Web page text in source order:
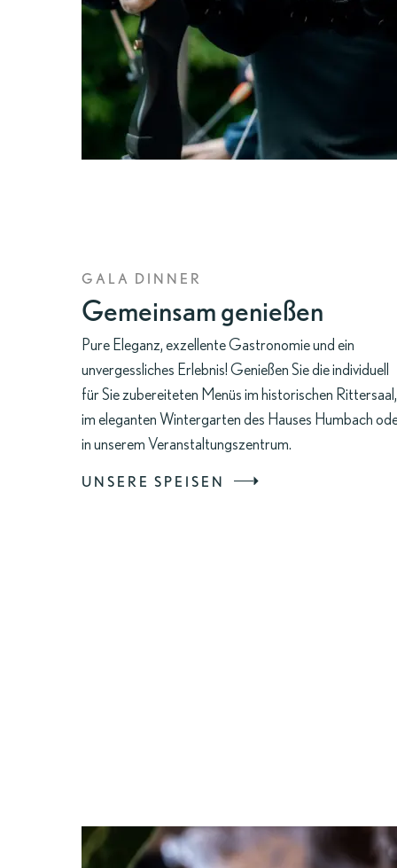
GALA DINNER
Gemeinsam genießen
Pure Eleganz, exzellente Gastronomie und ein
unvergessliches Erlebnis! Genießen Sie die individuell
für Sie zubereiteten Menüs im historischen Rittersaal,
im eleganten Wintergarten des Hauses Humbach
in unserem Veranstaltungszentrum.
UNSERE SPEISEN